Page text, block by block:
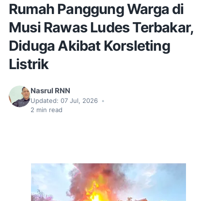
Rumah Panggung Warga di
Musi Rawas Ludes Terbakar,
Diduga Akibat Korsleting
Listrik
Nasrul RNN
Updated: 07 Jul, 2026 •
2 min read